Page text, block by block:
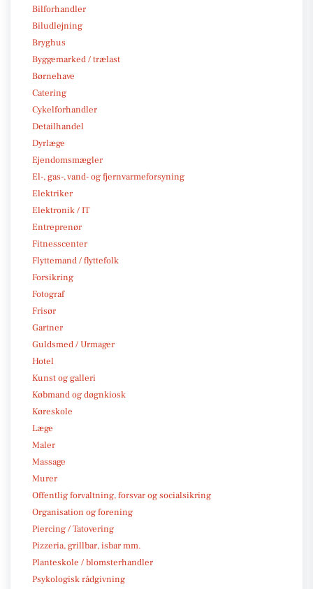
Bilforhandler
Biludlejning
Bryghus
Byggemarked / trælast
Børnehave
Catering
Cykelforhandler
Detailhandel
Dyrlæge
Ejendomsmægler
El-, gas-, vand- og fjernvarmeforsyning
Elektriker
Elektronik / IT
Entreprenør
Fitnesscenter
Flyttemand / flyttefolk
Forsikring
Fotograf
Frisør
Gartner
Guldsmed / Urmager
Hotel
Kunst og galleri
Købmand og døgnkiosk
Køreskole
Læge
Maler
Massage
Murer
Offentlig forvaltning, forsvar og socialsikring
Organisation og forening
Piercing / Tatovering
Pizzeria, grillbar, isbar mm.
Planteskole / blomsterhandler
Psykologisk rådgivning